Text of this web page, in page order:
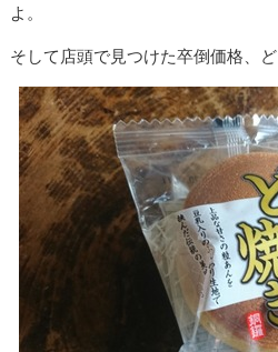
よ。
そして店頭で見つけた卒倒価格、ど